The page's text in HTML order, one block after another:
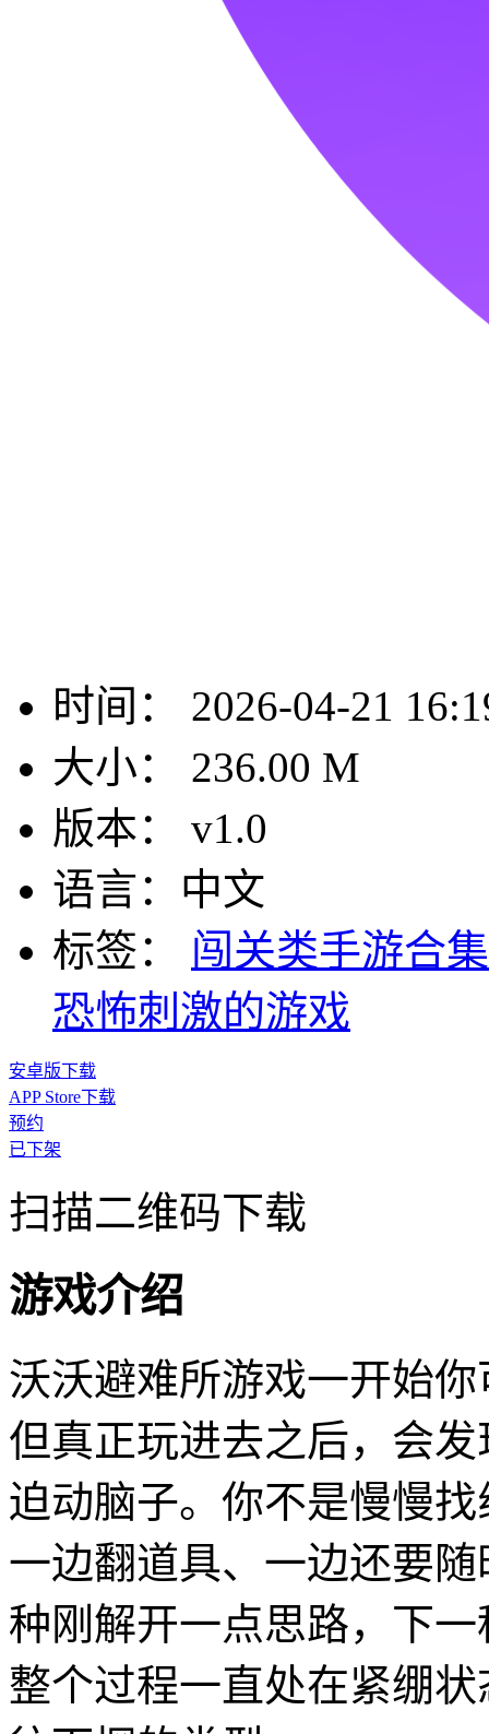
时间：
2026-04-21
大小：
236.00 M
版本：
v1.0
语言： 中文
标签：
闯关类手游合
恐怖刺激的游戏
安卓版下载
APP Store下载
预约
已下架
扫描二维码下载
游戏介绍
沃沃避难所游戏一开始
但真正玩进去之后，会
迫动脑子。你不是慢慢
一边翻道具、一边还要
种刚解开一点思路，下
整个过程一直处在紧绷